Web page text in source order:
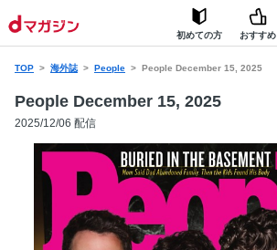
初めての方 おすすめ
TOP 海外誌 People People December 15, 2025
People December 15, 2025
2025/12/06 配信